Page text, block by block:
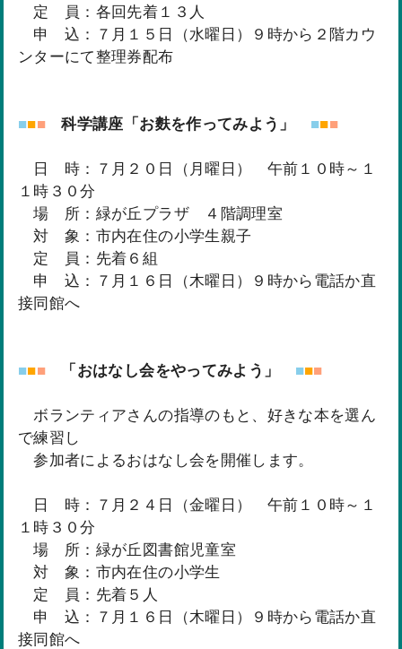
定 員：各回先着１３人
申 込：７月１５日（水曜日）９時から２階カウ
ンターにて整理券配布
■■■科学講座「お麩を作ってみよう」 ■■■
日 時：７月２０日（月曜日） 午前１０時～１
１時３０分
場 所：緑が丘プラザ ４階調理室
対 象：市内在住の小学生親子
定 員：先着６組
申 込：７月１６日（木曜日）９時から電話か直
接同館へ
■■■ 「おはなし会をやってみよう」 ■■■
ボランティアさんの指導のもと、好きな本を選ん
で練習し
参加者によるおはなし会を開催します。
日 時：７月２４日（金曜日） 午前１０時～１
１時３０分
場 所：緑が丘図書館児童室
対 象：市内在住の小学生
定 員：先着５人
申 込：７月１６日（木曜日）９時から電話か直
接同館へ